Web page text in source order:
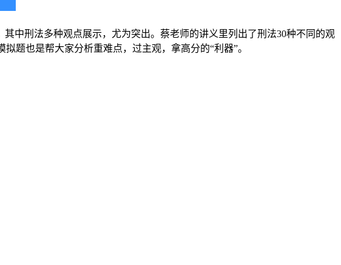
中刑法多种观点展示，尤为突出。蔡老师的讲义里列出了刑法30种不同的观
题也是帮大家分析重难点，过主观，拿高分的“利器”。